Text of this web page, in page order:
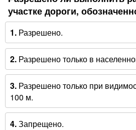
участке дороги,
1.Разрешено.
2.Разрешено только в
3.Разрешено только при
100 м.
4.Запрещено.